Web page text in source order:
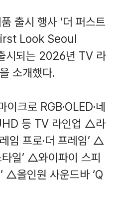
출시 행사 ‘더 퍼스트
Look Seoul
시되는 2026년 TV 라
소개했다.
크로 RGB·OLED·네
등 TV 라인업 △라
임 프로·더 프레임’ △
일’ △와이파이 스피
△올인원 사운드바 ‘Q